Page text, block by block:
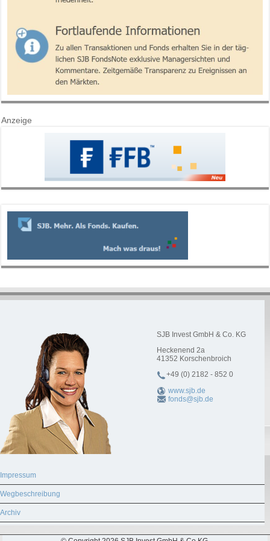
Anzeige
SJB Invest GmbH & Co. KG
Heckenend 2a
41352 Korschenbroich
+49 (0) 2182 - 852 0
www.sjb.de
fonds@sjb.de
Impressum
Wegbeschreibung
Archiv